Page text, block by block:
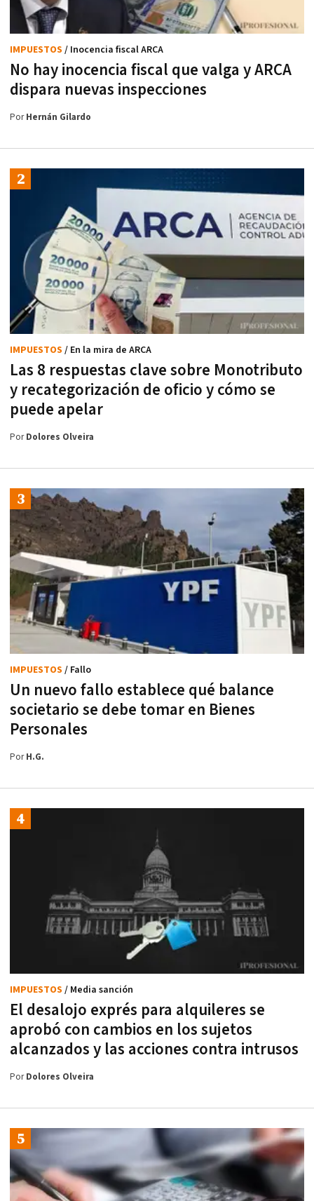
No hay inocencia fiscal que valga y ARCA
dispara nuevas inspecciones
IMPUESTOS / Inocencia fiscal ARCA
PorHernán Gilardo
Las 8 respuestas clave sobre Monotributo
y recategorización de oficio y cómo se
puede apelar
IMPUESTOS / En la mira de ARCA
PorDolores Olveira
Un nuevo fallo establece qué balance
societario se debe tomar en Bienes
Personales
IMPUESTOS / Fallo
PorH.G.
El desalojo exprés para alquileres se
aprobó con cambios en los sujetos
alcanzados y las acciones contra intrusos
IMPUESTOS / Media sanción
PorDolores Olveira